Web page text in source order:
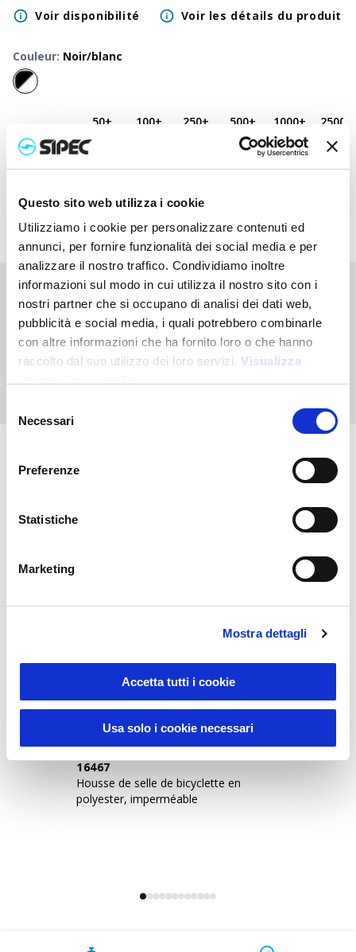
Questo sito web utilizza i cookie
Utilizziamo i cookie per personalizzare contenuti ed
annunci, per fornire funzionalità dei social media e per
analizzare il nostro traffico. Condividiamo inoltre
informazioni sul modo in cui utilizza il nostro sito con i
nostri partner che si occupano di analisi dei dati web,
pubblicità e social media, i quali potrebbero combinarle
con altre informazioni che ha fornito loro o che hanno
raccolto dal suo utilizzo dei loro servizi. Visualizza
delNecessari
Preferenze
Statistiche
Marketing
Mostra dettagli
Accetta tutti i cookie
Usa solo i cookie necessari
Voir disponibilité Voir les détails du produit
Couleur: Noir/blanc
50+ 100+ 250+ 500+ 1000+ 2500
Prix neutre
23,750 23,750€ 23,750€ 23,750
Prix
imprimé
Vous n'avez pas trouvé ce que vous cherchiez ?
Contactez-nous pour obtenir de l'aide ou demandez votre
commande personnalisée
Nous contacter
Vous pourriez également être
16467
Housse de selle de bicyclette en
polyester, imperméable